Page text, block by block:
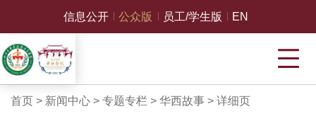
信息公开 公众版 员工/学生版 EN
首页 > 新闻中心> 专题专栏 > 华西故事> 详细页